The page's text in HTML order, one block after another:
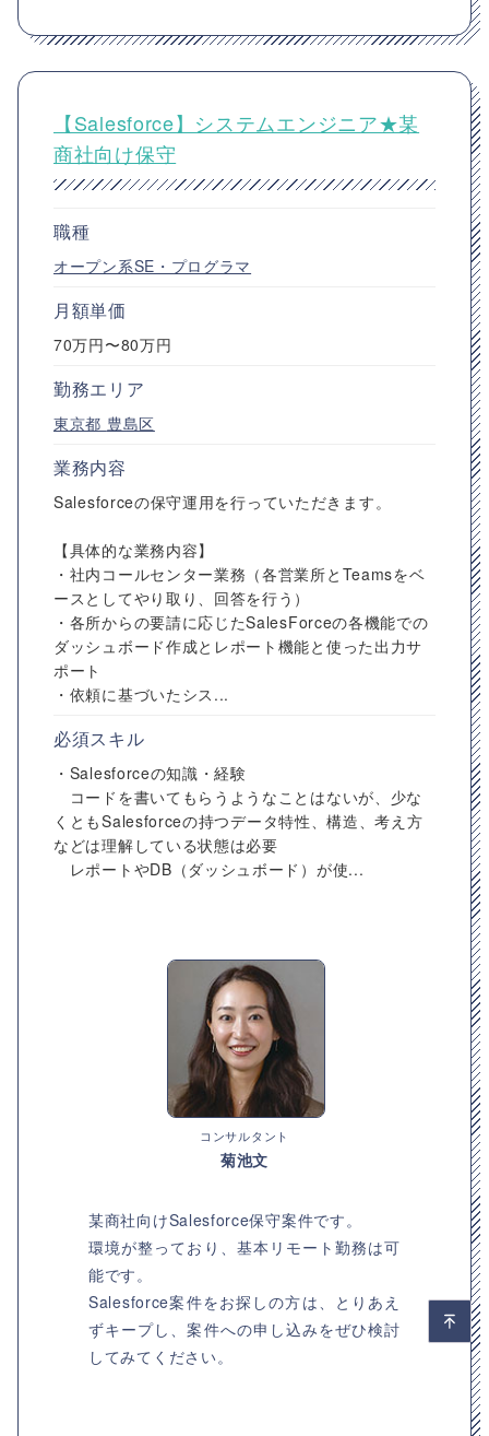
【Salesforce】システムエンジニア★某
商社向け保守
職種
オープン系SE・プログラマ
月額単価
70万円〜80万円
勤務エリア
東京都 豊島区
業務内容
Salesforceの保守運用を行っていただきます。
【具体的な業務内容】
・社内コールセンター業務（各営業所とTeamsをベ
ースとしてやり取り、回答を行う）
・各所からの要請に応じたSalesForceの各機能での
ダッシュボード作成とレポート機能と使った出力サ
ポート
・依頼に基づいたシス...
必須スキル
・Salesforceの知識・経験
コードを書いてもらうようなことはないが、少な
くともSalesforceの持つデータ特性、構造、考え方
などは理解している状態は必要
レポートやDB（ダッシュボード）が使...
コンサルタント
菊池文
某商社向けSalesforce保守案件です。
環境が整っており、基本リモート勤務は可
能です。
Salesforce案件をお探しの方は、とりあえ
ずキープし、案件への申し込みをぜひ検討
してみてください。